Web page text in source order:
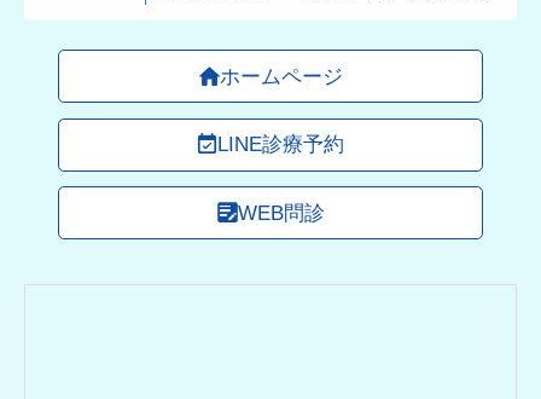
ホームページ
LINE診療予約
WEB問診